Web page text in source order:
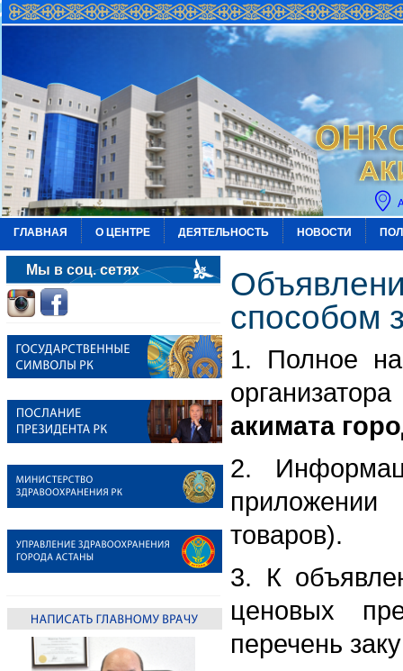
ГЛАВНАЯ О ЦЕНТРЕ ДЕЯТЕЛЬНОСТЬ НОВОСТИ
Мы в соц. сетях
способом
1. Полное
акимата
2.
приложении
товаров).
3. К
ценовых
перечень